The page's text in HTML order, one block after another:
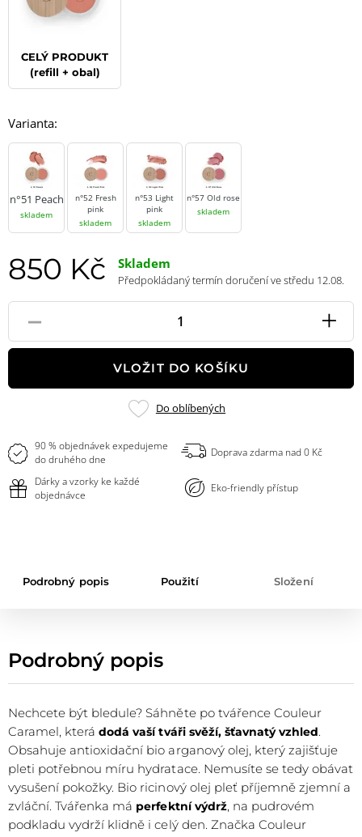
CELÝ PRODUKT
(refill + obal)
Varianta:
n°51 Peach
skladem
n°52 Fresh
pink
skladem
n°53 Light
pink
skladem
n°57 Old rose
skladem
850 Kč Skladem
Předpokládaný termín doručení ve středu 12.08.
-
Pole
množství
+
VLOŽIT DO KOŠÍKU
Přidat
Do oblíbených
90 % objednávek expedujeme
do druhého dne
Doprava zdarma nad 0 Kč
Dárky a vzorky ke každé
objednávce
Eko-friendly přístup
Podrobný popis Použití Složení
Podrobný popis
Nechcete být bledule? Sáhněte po tvářence Couleur
Caramel, kterádodá vaší tváři svěží, šťavnatý vzhled.
Obsahuje antioxidační bio arganový olej, který zajišťuje
pleti potřebnou míru hydratace. Nemusíte se tedy obávat
vysušení pokožky. Bio ricinový olej pleť příjemně zjemní a
zvláční. Tvářenka má perfektní výdrž, na pudrovém
podkladu vydrží klidně i celý den. Značka Couleur